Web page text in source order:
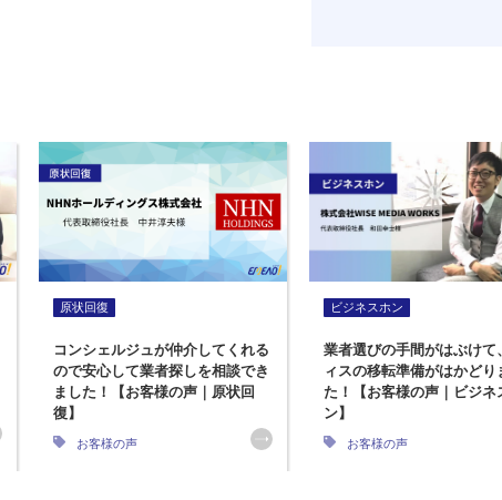
原状回復
コンシェルジュが仲介してくれる
ので安心して業者探しを相談でき
ました！【お客様の声｜原状回
復】
お客様の声
ビジネスホン
業者選びの手間がはぶけて
ィスの移転準備がはかどり
た！【お客様の声｜ビジネ
ン】
お客様の声